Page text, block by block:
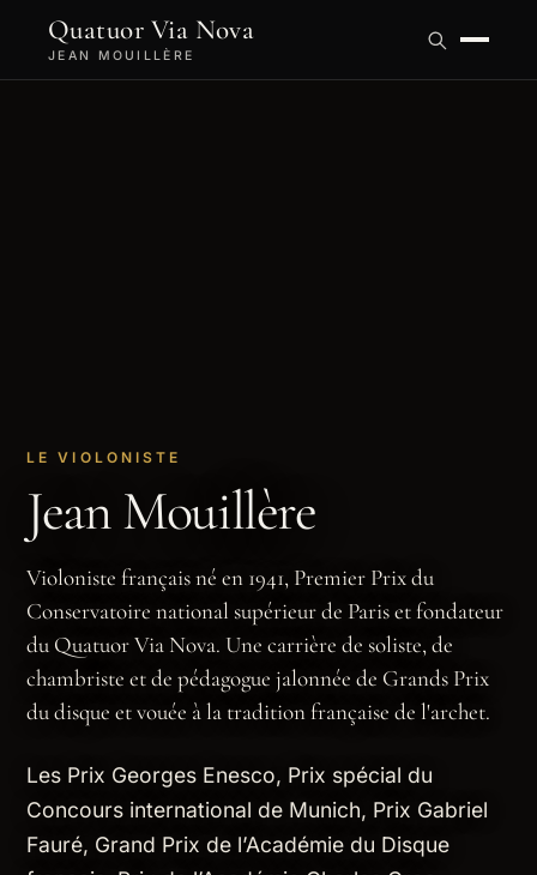
Quatuor Via Nova
JEAN MOUILLÈRE
LE VIOLONISTE
Jean Mouillère
Violoniste français né en 1941, Premier Prix du
Conservatoire national supérieur de Paris et fondateur
du Quatuor Via Nova. Une carrière de soliste, de
chambriste et de pédagogue jalonnée de Grands Prix
du disque et vouée à la tradition française de l'archet.
Les Prix Georges Enesco, Prix spécial du
Concours international de Munich, Prix Gabriel
Fauré, Grand Prix de l’Académie du Disque